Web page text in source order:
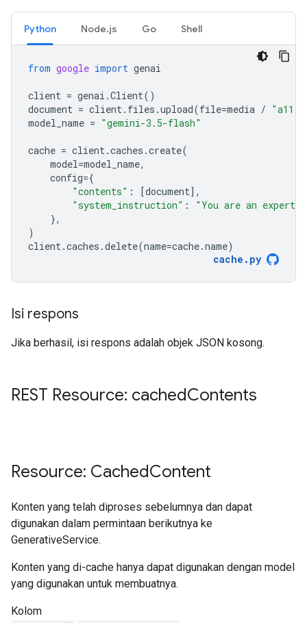
Python Node.js Go Shell
from google import genai
client = genai .Client()
document = client. files .upload(file=media /
model_name = "gemini-3.5-flash"
cache = client.caches .create(
model=model_name,
config={
"contents" : [document],
"system_instruction" :
"You are an expert
},
)
client.caches .delete(name=cache.name)
cache . py
Isi respons
Jika berhasil, isi respons adalah objek JSON kosong.
REST Resource: cachedContents
Resource: CachedContent
Konten yang telah diproses sebelumnya dan dapat
digunakan dalam permintaan berikutnya ke
GenerativeService.
Konten yang di-cache hanya dapat digunakan dengan model
yang digunakan untuk membuatnya.
Kolom